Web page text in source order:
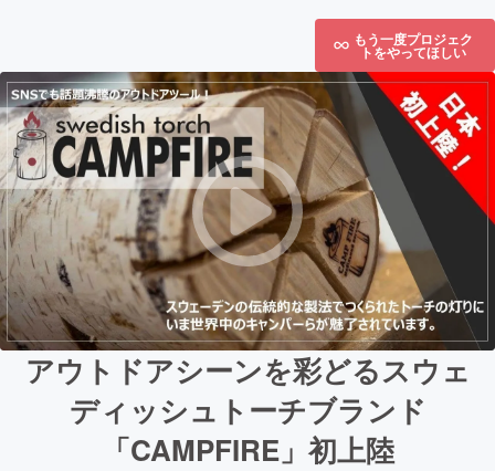
もう一度プロジェク
トをやってほしい
アウトドアシーンを彩どるスウェ
ディッシュトーチブランド
「CAMPFIRE」初上陸